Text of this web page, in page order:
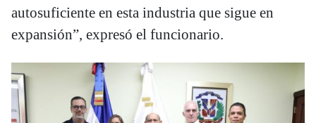
autosuficiente en esta industria que sigue en
expansión”, expresó el funcionario.